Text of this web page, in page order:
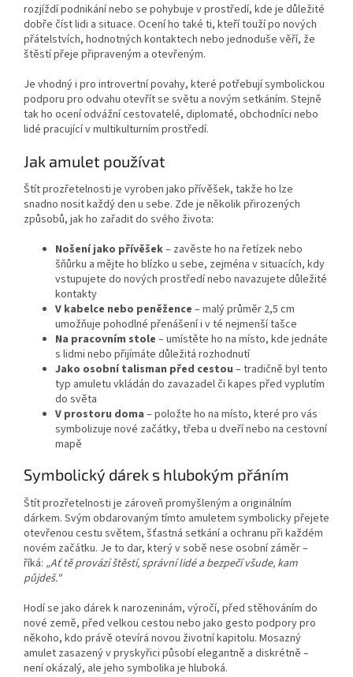
rozjíždí podnikání nebo se pohybuje v prostředí, kde je důležité
dobře číst lidi a situace. Ocení ho také ti, kteří touží po nových
přátelstvích, hodnotných kontaktech nebo jednoduše věří, že
štěstí přeje připraveným a otevřeným.
Je vhodný i pro introvertní povahy, které potřebují symbolickou
podporu pro odvahu otevřít se světu a novým setkáním. Stejně
tak ho ocení odvážní cestovatelé, diplomaté, obchodníci nebo
lidé pracující v multikulturním prostředí.
Jak amulet používat
Štít prozřetelnosti je vyroben jako přívěšek, takže ho lze
snadno nosit každý den u sebe. Zde je několik přirozených
způsobů, jak ho zařadit do svého života:
Nošení jako přívěšek– zavěste ho na řetízek nebo
šňůrku a mějte ho blízko u sebe, zejména v situacích, kdy
vstupujete do nových prostředí nebo navazujete důležité
kontakty
V kabelce nebo peněžence – malý průměr 2,5 cm
umožňuje pohodlné přenášení i v té nejmenší tašce
Na pracovním stole – umístěte ho na místo, kde jednáte
s lidmi nebo přijímáte důležitá rozhodnutí
Jako osobní talisman před cestou – tradičně byl tento
typ amuletu vkládán do zavazadel či kapes před vyplutím
do světa
V prostoru doma – položte ho na místo, které pro vás
symbolizuje nové začátky, třeba u dveří nebo na cestovní
mapě
Symbolický dárek s hlubokým přáním
Štít prozřetelnosti je zároveň promyšleným a originálním
dárkem. Svým obdarovaným tímto amuletem symbolicky přejete
otevřenou cestu světem, šťastná setkání a ochranu při každém
novém začátku. Je to dar, který v sobě nese osobní záměr –
říká: „Ať tě provází štěstí, správní lidé a bezpečí všude, kam
půjdeš."
Hodí se jako dárek k narozeninám, výročí, před stěhováním do
nové země, před velkou cestou nebo jako gesto podpory pro
někoho, kdo právě otevírá novou životní kapitolu. Mosazný
amulet zasazený v pryskyřici působí elegantně a diskrétně –
není okázalý, ale jeho symbolika je hluboká.